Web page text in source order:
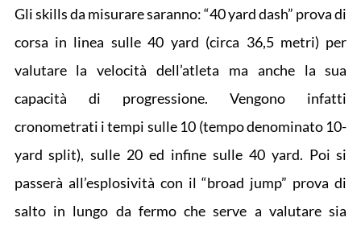
Gli skills da misurare saranno: “40 yard dash” prova di
corsa in linea sulle 40 yard (circa 36,5 metri) per
valutare la velocità dell’atleta ma anche la sua
capacità di progressione. Vengono infatti
cronometrati i tempi sulle 10 (tempo denominato 10-
yard split), sulle 20 ed infine sulle 40 yard. Poi si
passerà all’esplosività con il “broad jump” prova di
salto in lungo da fermo che serve a valutare sia